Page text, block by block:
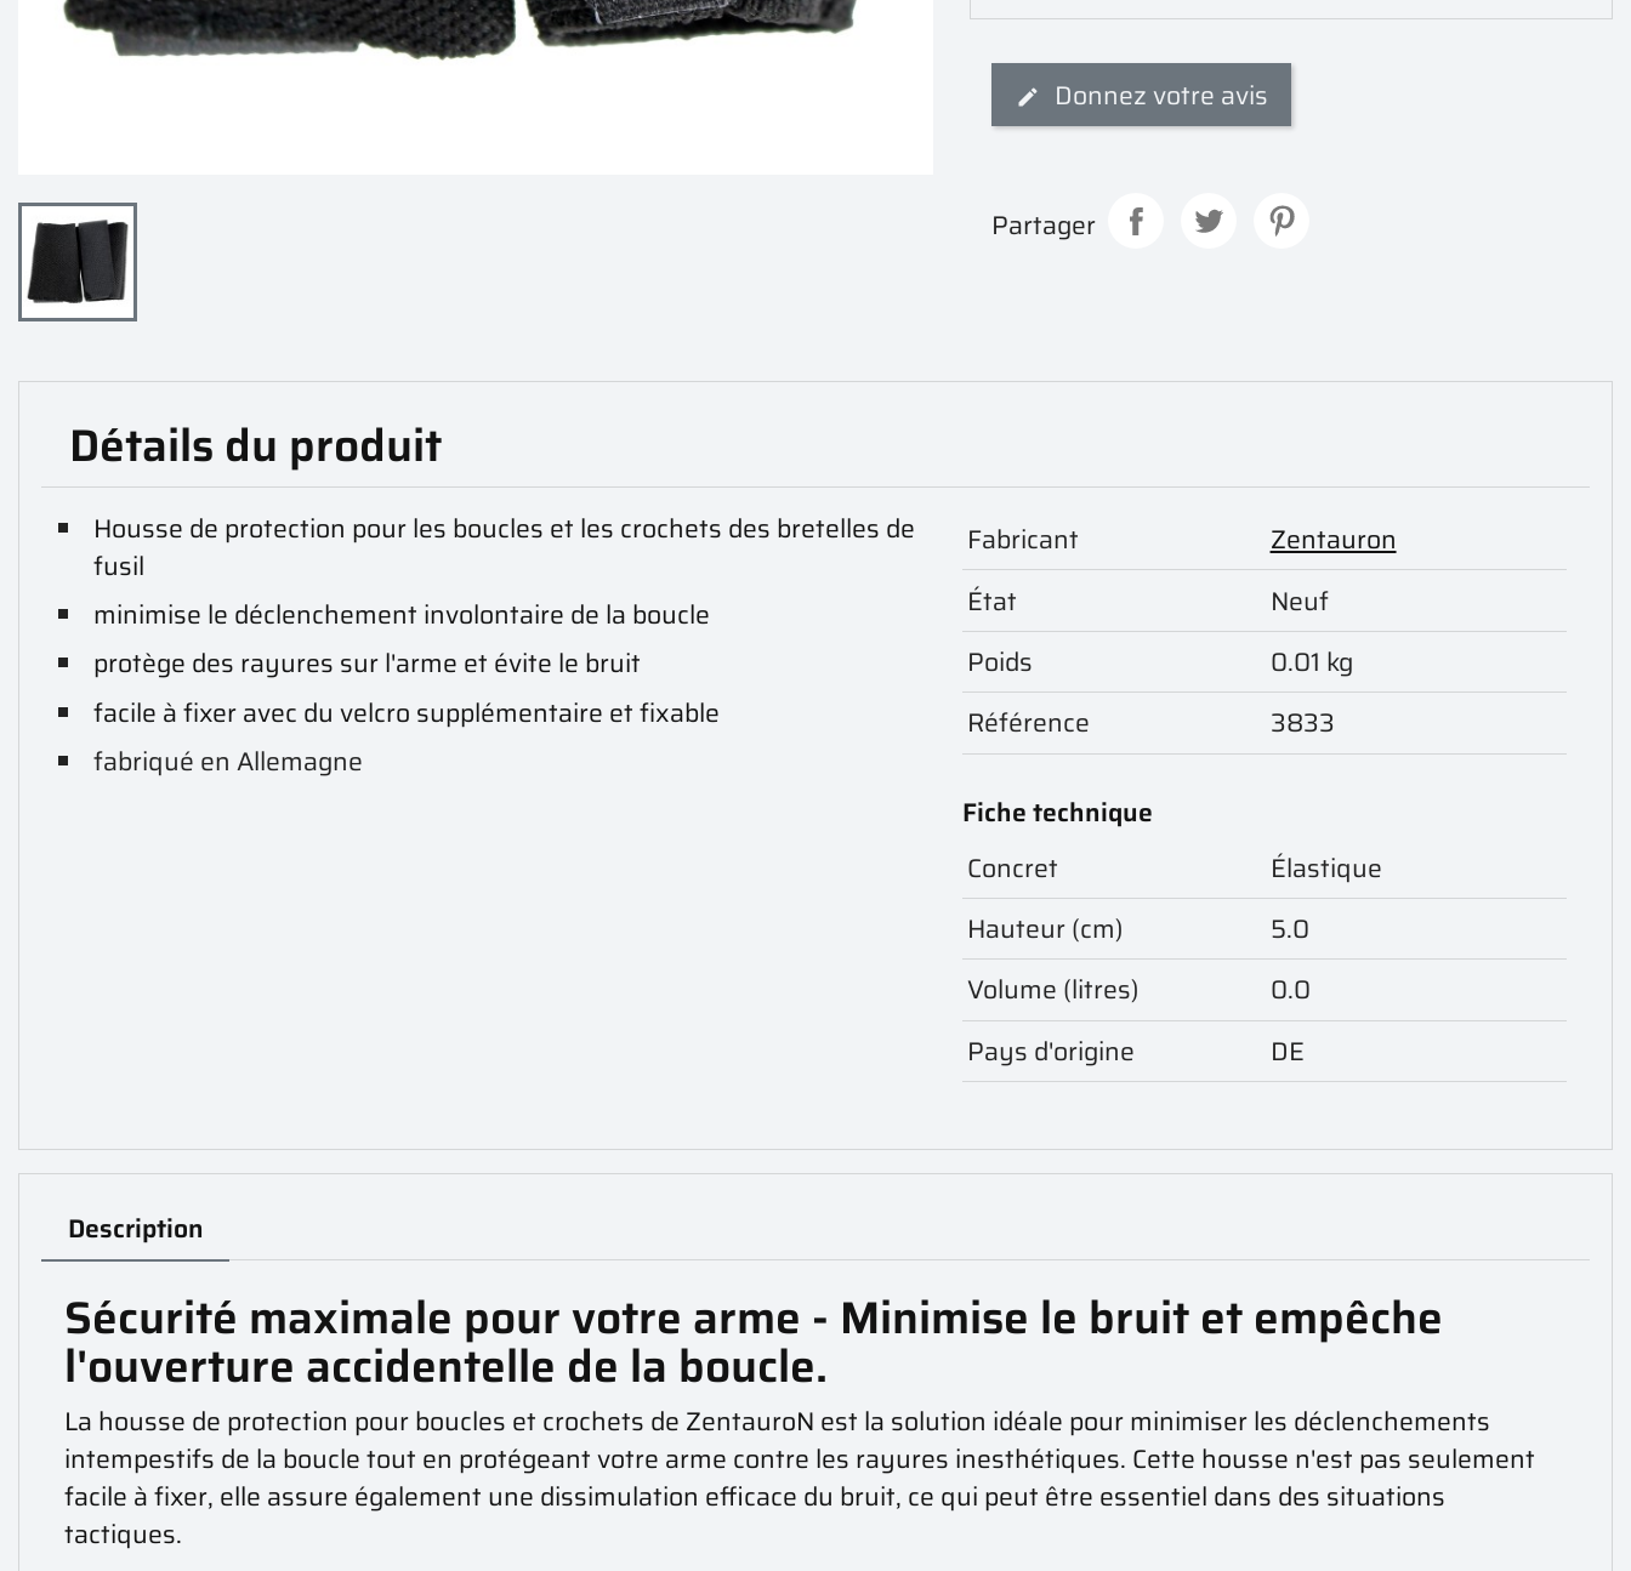
Donnez votre avis
Partager
Détails du produit
Housse de protection pour les boucles et les crochets des bretelles de
fusil
minimise le déclenchement involontaire de la boucle
protège des rayures sur l'arme et évite le bruit
facile à fixer avec du velcro supplémentaire et fixable
fabriqué en Allemagne
Fabricant
Zentauron
État
Neuf
Poids
0.01 kg
Référence
3833
Fiche technique
Concret
Élastique
Hauteur (cm)
5.0
Volume (litres)
0.0
Pays d'origine
DE
Description
Sécurité maximale pour votre arme - Minimise le bruit et empêche
l'ouverture accidentelle de la boucle.
La housse de protection pour boucles et crochets de ZentauroN est la solution idéale pour minimiser les déclenchements
intempestifs de la boucle tout en protégeant votre arme contre les rayures inesthétiques. Cette housse n'est pas seulement
facile à fixer, elle assure également une dissimulation efficace du bruit, ce qui peut être essentiel dans des situations
tactiques.